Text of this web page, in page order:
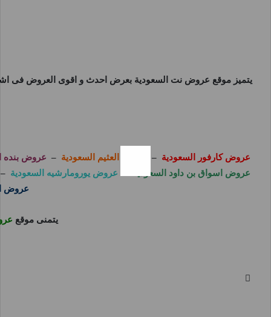
يتميز موقع عروض نت السعودية بعرض احدث و اقوى العروض فى
عروض كارفور السعودية – عروض العثيم السعودية – عروض بنده
عروض اسواق بن داود السعودية
عروض يورومارشيه السعودية –
عروض
يتمنى موقع